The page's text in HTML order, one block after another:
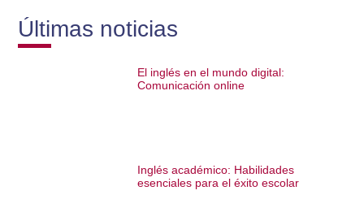
Últimas noticias
El inglés en el mundo digital:
Comunicación online
Inglés académico: Habilidades
esenciales para el éxito escolar